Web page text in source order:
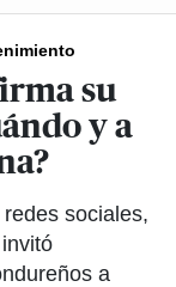
su
y a
sociales,
a